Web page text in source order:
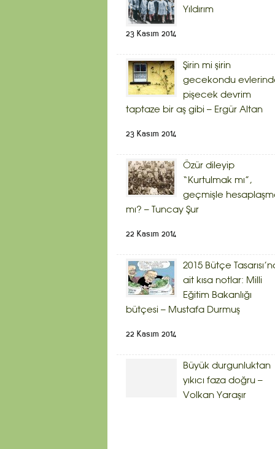
Yıldırım
23 Kasım 2014
Şirin mi şirin
gecekondu
pişecek devrim
taptaze bir aş gibi – Ergür Altan
23 Kasım 2014
Özür dileyip
“Kurtulmak mı”,
geçmişle
mı? – Tuncay Şur
22 Kasım 2014
2015 Bütçe
ait kısa notlar: Milli
Eğitim Bakanlığı
bütçesi – Mustafa Durmuş
22 Kasım 2014
Büyük durgunluktan
yıkıcı faza doğru –
Volkan Yaraşır